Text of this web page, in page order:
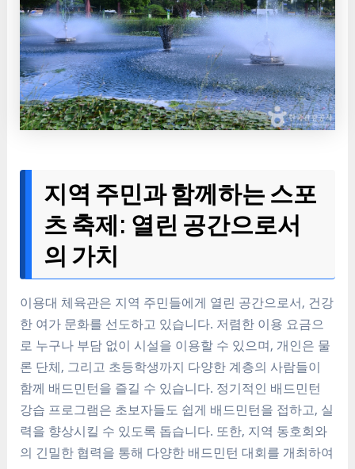
지역 주민과 함께하는 스포
츠 축제: 열린 공간으로서
의 가치
이용대 체육관은 지역 주민들에게 열린 공간으로서, 건강
한 여가 문화를 선도하고 있습니다. 저렴한 이용 요금으
로 누구나 부담 없이 시설을 이용할 수 있으며, 개인은 물
론 단체, 그리고 초등학생까지 다양한 계층의 사람들이
함께 배드민턴을 즐길 수 있습니다. 정기적인 배드민턴
강습 프로그램은 초보자들도 쉽게 배드민턴을 접하고, 실
력을 향상시킬 수 있도록 돕습니다. 또한, 지역 동호회와
의 긴밀한 협력을 통해 다양한 배드민턴 대회를 개최하여